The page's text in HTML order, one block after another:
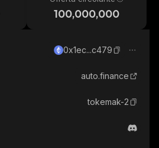
100,000,000
0x1ec...c479
auto.finance
tokemak-2